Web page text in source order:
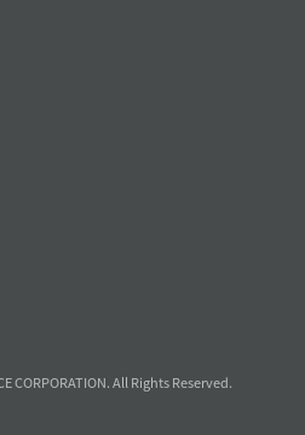
CORPORATION. All Rights Reserved.